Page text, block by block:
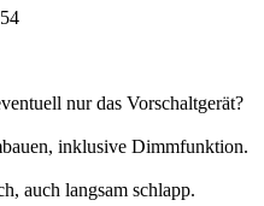
nur das Vorschaltgerät?
inklusive Dimmfunktion.
auch langsam schlapp.